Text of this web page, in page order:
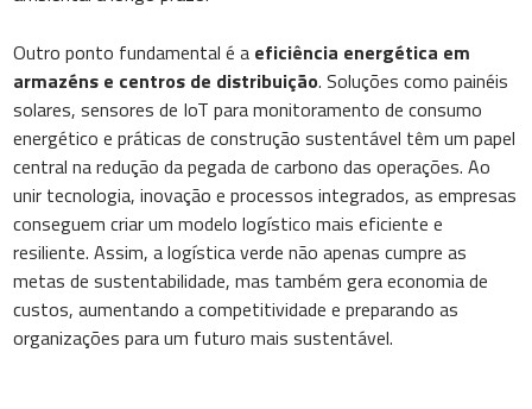
Outro ponto fundamental é a eficiência energética em
armazéns e centros de distribuição. Soluções como painéis
solares, sensores de IoT para monitoramento de consumo
energético e práticas de construção sustentável têm um papel
central na redução da pegada de carbono das operações. Ao
unir tecnologia, inovação e processos integrados, as empresas
conseguem criar um modelo logístico mais eficiente e
resiliente. Assim, a logística verde não apenas cumpre as
metas de sustentabilidade, mas também gera economia de
custos, aumentando a competitividade e preparando as
organizações para um futuro mais sustentável.